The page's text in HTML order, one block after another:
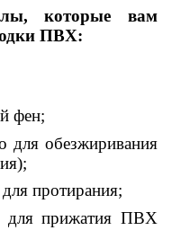
которые вам
ПВХ:
фен;
для обезжиривания
протирания;
для прижатия ПВХ